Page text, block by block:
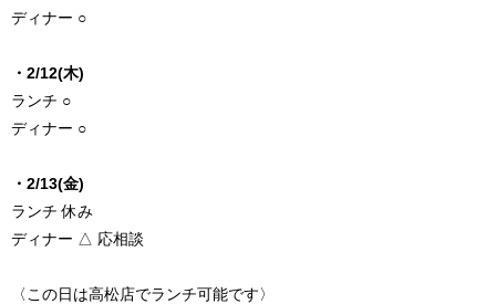
ディナー ○
・2/12(木)
ランチ ○
ディナー ○
・2/13(金)
ランチ 休み
ディナー △ 応相談
〈この日は高松店でランチ可能です〉